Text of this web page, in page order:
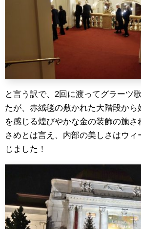
と言う訳で、2回に渡ってグラーツ
たが、赤絨毯の敷かれた大階段から
を感じる煌びやかな金の装飾の施
さめとは言え、内部の美しさはウ
じました！